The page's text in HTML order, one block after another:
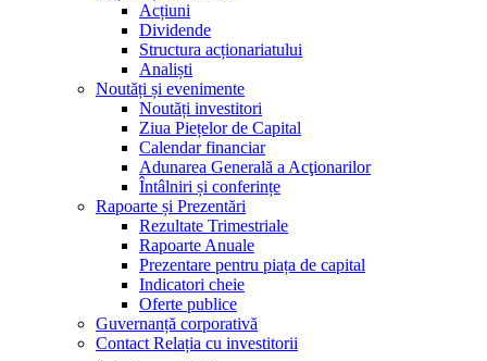
Acțiuni
Dividende
Structura acționariatului
Analiști
Noutăți și evenimente
Noutăți investitori
Ziua Piețelor de Capital
Calendar financiar
Adunarea Generală a Acţionarilor
Întâlniri și conferințe
Rapoarte și Prezentări
Rezultate Trimestriale
Rapoarte Anuale
Prezentare pentru piața de capital
Indicatori cheie
Oferte publice
Guvernanță corporativă
Contact Relația cu investitorii